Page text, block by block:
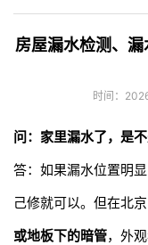
房屋漏水检测、
时间：
问：家里漏水了，是
答：如果漏水位置明
己修就可以。但在北
或地板下的暗管，外